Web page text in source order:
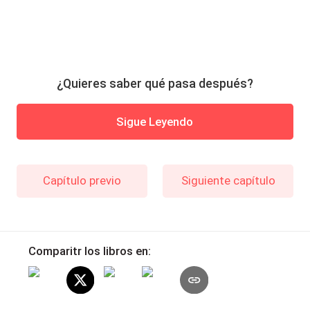
¿Quieres saber qué pasa después?
Sigue Leyendo
Capítulo previo Siguiente capítulo
Comparitr los libros en: